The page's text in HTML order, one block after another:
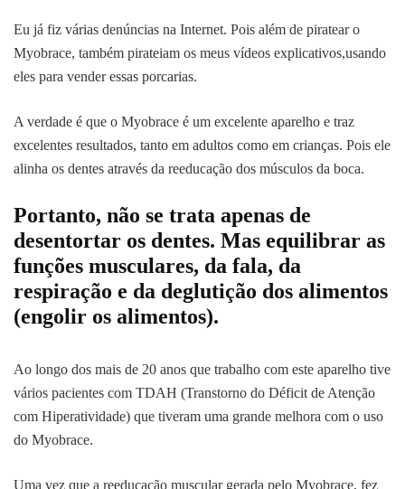
Eu já fiz várias denúncias na Internet. Pois além de piratear o
Myobrace, também pirateiam os meus vídeos explicativos,usando
eles para vender essas porcarias.
A verdade é que o Myobrace é um excelente aparelho e traz
excelentes resultados, tanto em adultos como em crianças. Pois ele
alinha os dentes através da reeducação dos músculos da boca.
Portanto, não se trata apenas de
desentortar os dentes. Mas equilibrar as
funções musculares, da fala, da
respiração e da deglutição dos alimentos
(engolir os alimentos).
Ao longo dos mais de 20 anos que trabalho com este aparelho tive
vários pacientes com TDAH (Transtorno do Déficit de Atenção
com Hiperatividade) que tiveram uma grande melhora com o uso
do Myobrace.
Uma vez que a reeducação muscular gerada pelo Myobrace, fez